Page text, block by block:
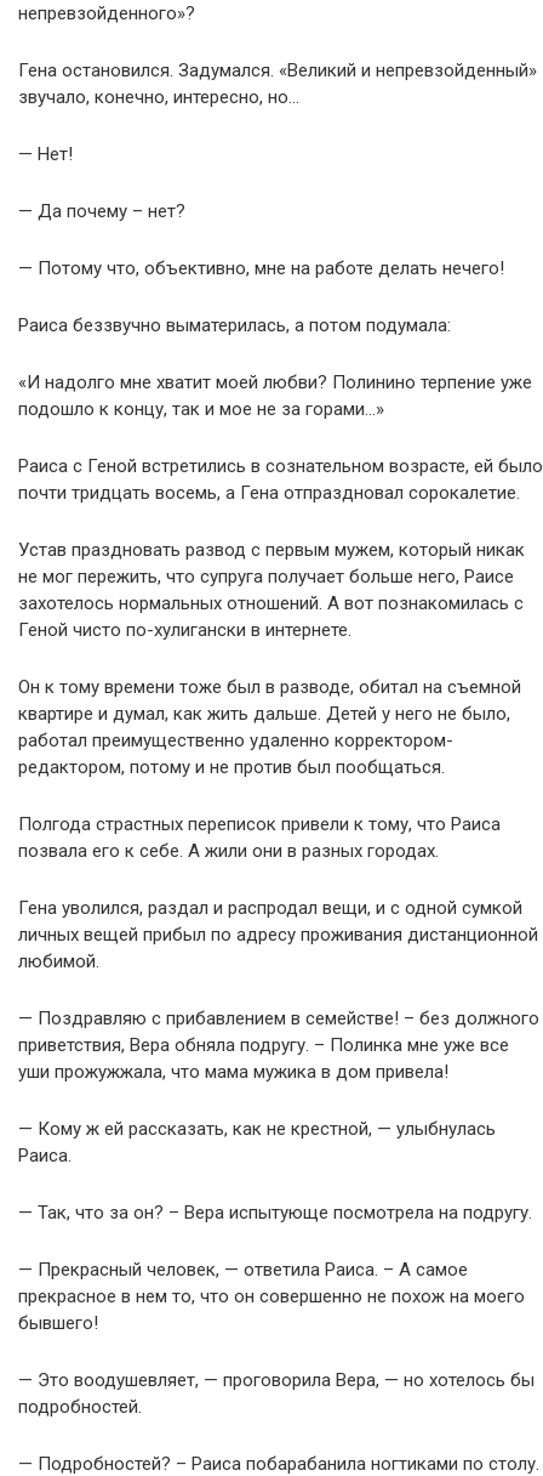
непревзойденного»?
Гена остановился. Задумался. «Великий и непревзойденный»
звучало, конечно, интересно, но…
— Нет!
— Да почему – нет?
— Потому что, объективно, мне на работе делать нечего!
Раиса беззвучно выматерилась, а потом подумала:
«И надолго мне хватит моей любви? Полинино терпение уже
подошло к концу, так и мое не за горами…»
Раиса с Геной встретились в сознательном возрасте, ей было
почти тридцать восемь, а Гена отпраздновал сорокалетие.
Устав праздновать развод с первым мужем, который никак
не мог пережить, что супруга получает больше него, Раисе
захотелось нормальных отношений. А вот познакомилась с
Геной чисто по-хулигански в интернете.
Он к тому времени тоже был в разводе, обитал на съемной
квартире и думал, как жить дальше. Детей у него не было,
работал преимущественно удаленно корректором-
редактором, потому и не против был пообщаться.
Полгода страстных переписок привели к тому, что Раиса
позвала его к себе. А жили они в разных городах.
Гена уволился, раздал и распродал вещи, и с одной сумкой
личных вещей прибыл по адресу проживания дистанционной
любимой.
— Поздравляю с прибавлением в семействе! – без должного
приветствия, Вера обняла подругу. – Полинка мне уже все
уши прожужжала, что мама мужика в дом привела!
— Кому ж ей рассказать, как не крестной, — улыбнулась
Раиса.
— Так, что за он? – Вера испытующе посмотрела на подругу.
— Прекрасный человек, — ответила Раиса. – А самое
прекрасное в нем то, что он совершенно не похож на моего
бывшего!
— Это воодушевляет, — проговорила Вера, — но хотелось бы
подробностей.
— Подробностей? – Раиса побарабанила ногтиками по столу.